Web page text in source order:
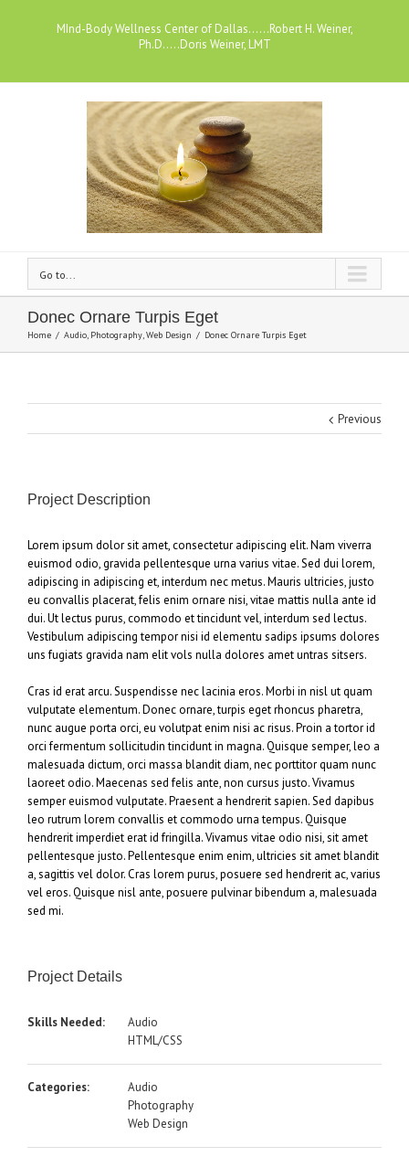
MInd-Body Wellness Center of Dallas......Robert H. Weiner,
Ph.D.....Doris Weiner, LMT
Go to...
Donec Ornare Turpis Eget
Home / Audio, Photography,Web Design / Donec Ornare Turpis Eget
Previous
Project Description
Lorem ipsum dolor sit amet, consectetur adipiscing elit. Nam viverra
euismod odio, gravida pellentesque urna varius vitae. Sed dui lorem,
adipiscing in adipiscing et, interdum nec metus. Mauris ultricies, justo
eu convallis placerat, felis enim ornare nisi, vitae mattis nulla ante id
dui. Ut lectus purus, commodo et tincidunt vel, interdum sed lectus.
Vestibulum adipiscing tempor nisi id elementu sadips ipsums dolores
uns fugiats gravida nam elit vols nulla dolores amet untras sitsers.
Cras id erat arcu. Suspendisse nec lacinia eros. Morbi in nisl ut quam
vulputate elementum. Donec ornare, turpis eget rhoncus pharetra,
nunc augue porta orci, eu volutpat enim nisi ac risus. Proin a tortor id
orci fermentum sollicitudin tincidunt in magna. Quisque semper, leo a
malesuada dictum, orci massa blandit diam, nec porttitor quam nunc
laoreet odio. Maecenas sed felis ante, non cursus justo. Vivamus
semper euismod vulputate. Praesent a hendrerit sapien. Sed dapibus
leo rutrum lorem convallis et commodo urna tempus. Quisque
hendrerit imperdiet erat id fringilla. Vivamus vitae odio nisi, sit amet
pellentesque justo. Pellentesque enim enim, ultricies sit amet blandit
a, sagittis vel dolor. Cras lorem purus, posuere sed hendrerit ac, varius
vel eros. Quisque nisl ante, posuere pulvinar bibendum a, malesuada
sed mi.
Project Details
Skills Needed:
Audio
HTML/CSS
Categories:
Audio
Photography
Web Design